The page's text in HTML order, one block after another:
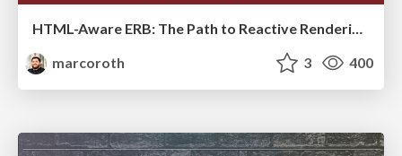
HTML-Aware ERB: The Path to Reactive Rendering @ RubyCon 2026, Rimini, Italy
marcoroth
3 400